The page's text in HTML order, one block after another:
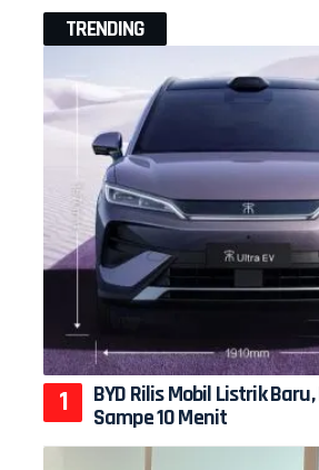
TRENDING
BYD Rilis Mobil Listrik
Sampe 10 Menit